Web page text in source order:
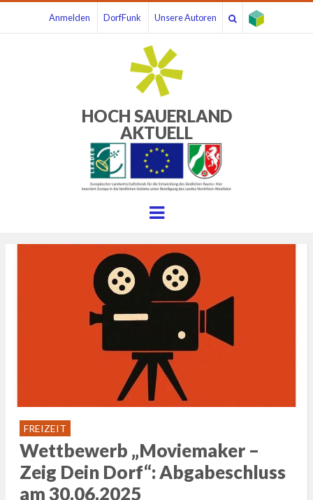
Anmelden DorfFunk Unsere Autoren
HOCH SAUERLAND
AKTUELL
Menu
FREIZEIT
Wettbewerb „Moviemaker –
Zeig Dein Dorf“: Abgabeschluss
am 30.06.2025